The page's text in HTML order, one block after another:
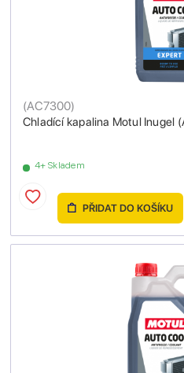
Chladící kapalina Motul Inugel
(AC7300)
4+ Skladem
PŘIDAT DO KOŠÍKU